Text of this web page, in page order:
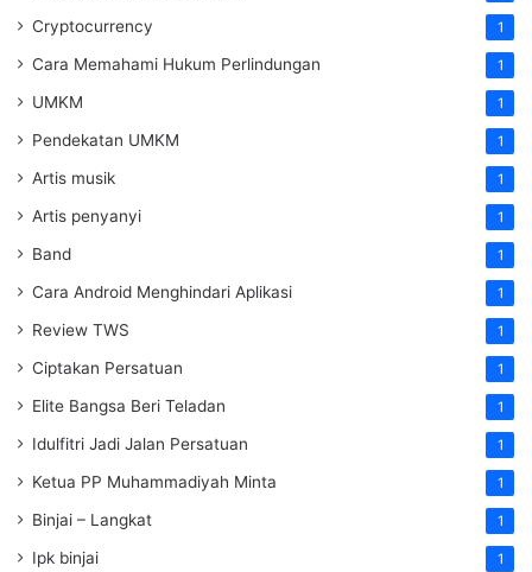
Cryptocurrency 1
Cara Memahami Hukum Perlindungan 1
UMKM 1
Pendekatan UMKM 1
Artis musik 1
Artis penyanyi 1
Band 1
Cara Android Menghindari Aplikasi 1
Review TWS 1
Ciptakan Persatuan 1
Elite Bangsa Beri Teladan 1
Idulfitri Jadi Jalan Persatuan 1
Ketua PP Muhammadiyah Minta 1
Binjai – Langkat 1
Ipk binjai 1